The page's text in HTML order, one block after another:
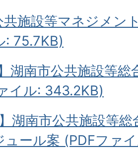
共施設等マネジメン
: 75.7KB)
】湖南市公共施設等
イル: 343.2KB)
】湖南市公共施設等
ュール案 (PDFファ